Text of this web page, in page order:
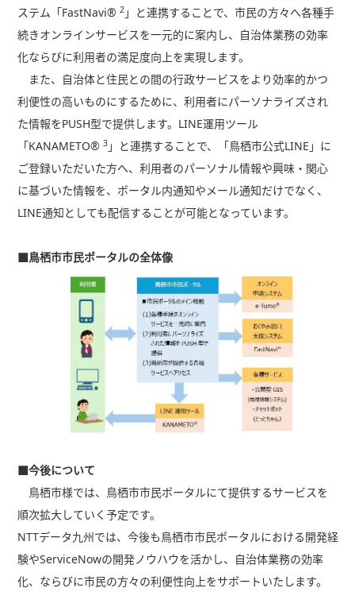
ステム「FastNavi® 2」と連携することで、市民の方々へ各種手
続きオンラインサービスを一元的に案内し、自治体業務の効率
化ならびに利用者の満足度向上を実現します。
また、自治体と住民との間の行政サービスをより効率的かつ
利便性の高いものにするために、利用者にパーソナライズされ
た情報をPUSH型で提供します。LINE運用ツール
「KANAMETO® 3」と連携することで、「鳥栖市公式LINE」に
ご登録いただいた方へ、利用者のパーソナル情報や興味・関心
に基づいた情報を、ポータル内通知やメール通知だけでなく、
LINE通知としても配信することが可能となっています。
■鳥栖市市民ポータルの全体像
■今後について
鳥栖市様では、鳥栖市市民ポータルにて提供するサービスを
順次拡大していく予定です。
NTTデータ九州では、今後も鳥栖市市民ポータルにおける開発経
験やServiceNowの開発ノウハウを活かし、自治体業務の効率
化、ならびに市民の方々の利便性向上をサポートいたします。